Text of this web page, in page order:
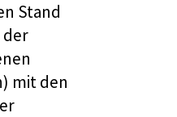
Stand
der
mit den